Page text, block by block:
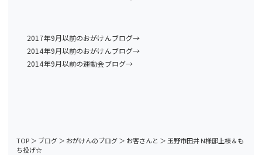
2017年9月以前のおがけんブログ→
2014年9月以前のおがけんブログ→
2014年9月以前の運動会ブログ→
TOP＞ ブログ＞ おがけんのブログ＞ お客さんと ＞ 玉野市田井 N様邸上棟＆も
ち投げ☆